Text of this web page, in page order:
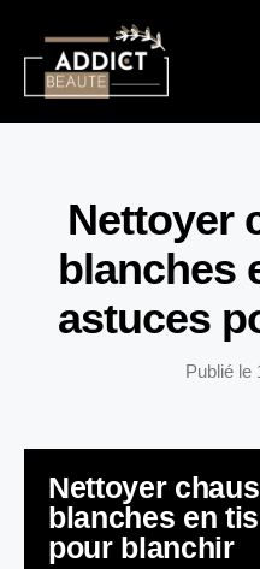
Nettoyer
blanches
astuces
Publié le
Nettoyer
blanches en
pour blanchir